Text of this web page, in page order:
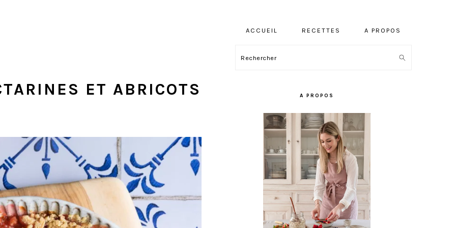
ACCUEIL RECETTES A PROPOS
Rechercher
ET ABRICOTS A PROPOS